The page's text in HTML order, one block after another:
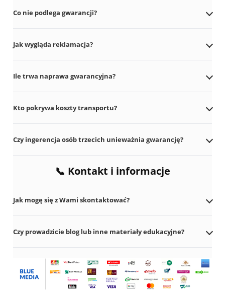
Co nie podlega gwarancji?
Jak wygląda reklamacja?
Ile trwa naprawa gwarancyjna?
Kto pokrywa koszty transportu?
Czy ingerencja osób trzecich unieważnia gwarancję?
📞 Kontakt i informacje
Jak mogę się z Wami skontaktować?
Czy prowadzicie blog lub inne materiały edukacyjne?